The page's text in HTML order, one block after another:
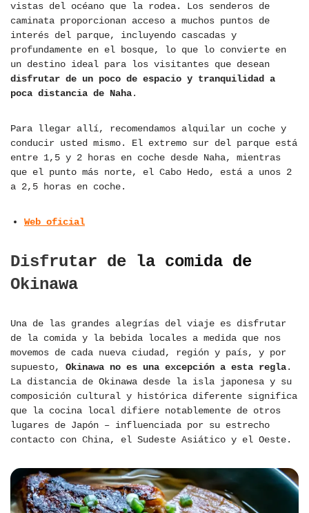
vistas del océano que la rodea. Los senderos de
caminata proporcionan acceso a muchos puntos de
interés del parque, incluyendo cascadas y
profundamente en el bosque, lo que lo convierte en
un destino ideal para los visitantes que desean
disfrutar de un poco de espacio y tranquilidad a
poca distancia de Naha.
Para llegar allí, recomendamos alquilar un coche y
conducir usted mismo. El extremo sur del parque está
entre 1,5 y 2 horas en coche desde Naha, mientras
que el punto más norte, el Cabo Hedo, está a unos 2
a 2,5 horas en coche.
Web oficial
Disfrutar de la comida de
Okinawa
Una de las grandes alegrías del viaje es disfrutar
de la comida y la bebida locales a medida que nos
movemos de cada nueva ciudad, región y país, y por
supuesto, Okinawa no es una excepción a esta regla.
La distancia de Okinawa desde la isla japonesa y su
composición cultural y histórica diferente significa
que la cocina local difiere notablemente de otros
lugares de Japón – influenciada por su estrecho
contacto con China, el Sudeste Asiático y el Oeste.